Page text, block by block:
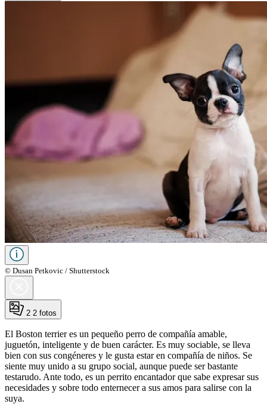
© Dusan Petkovic / Shutterstock
2 2 fotos
El Boston terrier es un pequeño perro de compañía amable,
juguetón, inteligente y de buen carácter. Es muy sociable, se lleva
bien con sus congéneres y le gusta estar en compañía de niños. Se
siente muy unido a su grupo social, aunque puede ser bastante
testarudo. Ante todo, es un perrito encantador que sabe expresar sus
necesidades y sobre todo enternecer a sus amos para salirse con la
suya.